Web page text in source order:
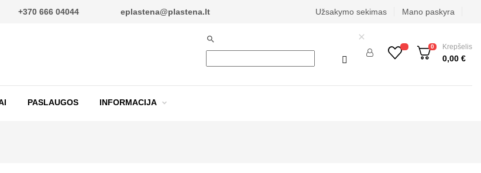
+370 666 04044 eplastena@plastena.lt Užsakymo sekimas Mano paskyra
 

0 Krepšelis
0,00 €
PASLAUGOS INFORMACIJA